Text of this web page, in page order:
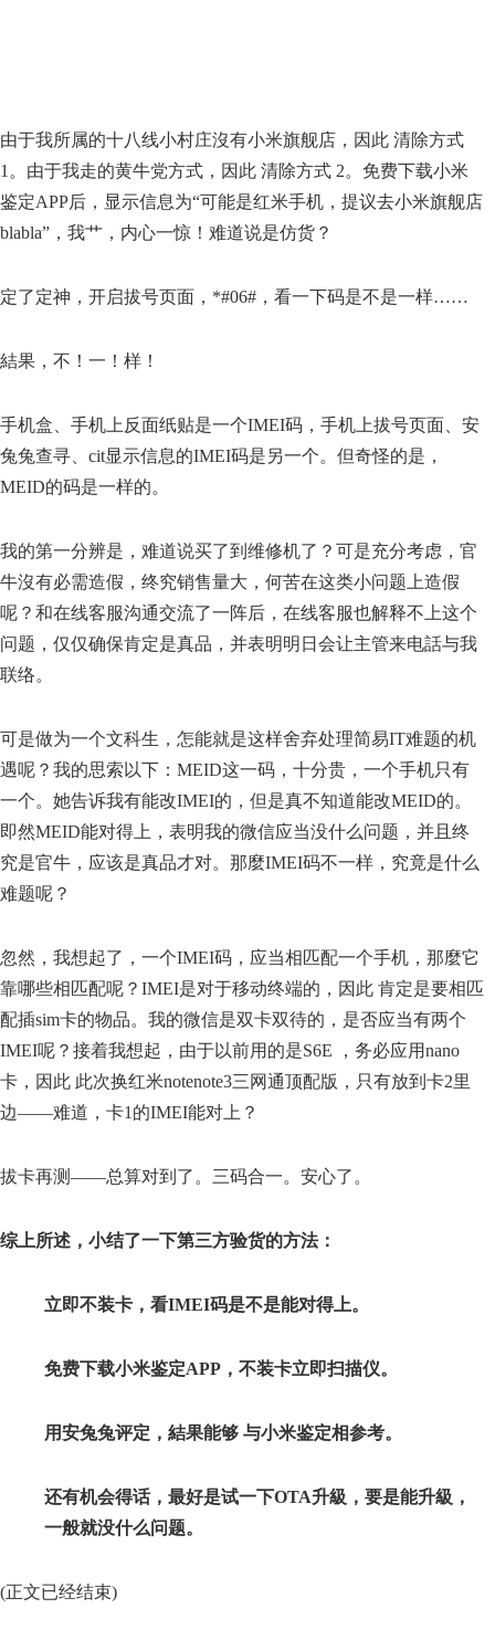
由于我所属的十八线小村庄沒有小米旗舰店，因此 清除方式
1。由于我走的黄牛党方式，因此 清除方式 2。免费下载小米
鉴定APP后，显示信息为“可能是红米手机，提议去小米旗舰店
blabla”，我艹，内心一惊！难道说是仿货？
定了定神，开启拔号页面，*#06#，看一下码是不是一样……
結果，不！一！样！
手机盒、手机上反面纸贴是一个IMEI码，手机上拔号页面、安
兔兔查寻、cit显示信息的IMEI码是另一个。但奇怪的是，
MEID的码是一样的。
我的第一分辨是，难道说买了到维修机了？可是充分考虑，官
牛沒有必需造假，终究销售量大，何苦在这类小问题上造假
呢？和在线客服沟通交流了一阵后，在线客服也解释不上这个
问题，仅仅确保肯定是真品，并表明明日会让主管来电話与我
联络。
可是做为一个文科生，怎能就是这样舍弃处理简易IT难题的机
遇呢？我的思索以下：MEID这一码，十分贵，一个手机只有
一个。她告诉我有能改IMEI的，但是真不知道能改MEID的。
即然MEID能对得上，表明我的微信应当没什么问题，并且终
究是官牛，应该是真品才对。那麼IMEI码不一样，究竟是什么
难题呢？
忽然，我想起了，一个IMEI码，应当相匹配一个手机，那麼它
靠哪些相匹配呢？IMEI是对于移动终端的，因此 肯定是要相匹
配插sim卡的物品。我的微信是双卡双待的，是否应当有两个
IMEI呢？接着我想起，由于以前用的是S6E ，务必应用nano
卡，因此 此次换红米notenote3三网通顶配版，只有放到卡2里
边——难道，卡1的IMEI能对上？
拔卡再测——总算对到了。三码合一。安心了。
综上所述，小结了一下第三方验货的方法：
立即不装卡，看IMEI码是不是能对得上。
免费下载小米鉴定APP，不装卡立即扫描仪。
用安兔兔评定，結果能够 与小米鉴定相参考。
还有机会得话，最好是试一下OTA升級，要是能升級，
一般就没什么问题。
(正文已经结束)